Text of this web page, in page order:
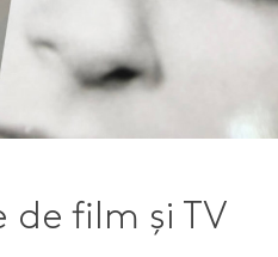
de film și TV